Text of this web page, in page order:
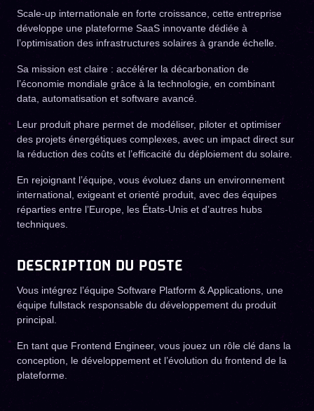
Scale-up internationale en forte croissance, cette entreprise
développe une plateforme SaaS innovante dédiée à
l’optimisation des infrastructures solaires à grande échelle.
Sa mission est claire : accélérer la décarbonation de
l’économie mondiale grâce à la technologie, en combinant
data, automatisation et software avancé.
Leur produit phare permet de modéliser, piloter et optimiser
des projets énergétiques complexes, avec un impact direct sur
la réduction des coûts et l’efficacité du déploiement du solaire.
En rejoignant l’équipe, vous évoluez dans un environnement
international, exigeant et orienté produit, avec des équipes
réparties entre l’Europe, les États-Unis et d’autres hubs
techniques.
DESCRIPTION DU POSTE
Vous intégrez l’équipe Software Platform & Applications, une
équipe fullstack responsable du développement du produit
principal.
En tant que Frontend Engineer, vous jouez un rôle clé dans la
conception, le développement et l’évolution du frontend de la
plateforme.